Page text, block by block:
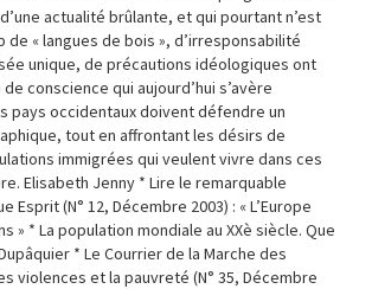
actualité brûlante, et qui pourtant n’est
de « langues de bois », d’irresponsabilité
unique, de précautions idéologiques ont
conscience qui aujourd’hui s’avère
pays occidentaux doivent défendre un
tout en affrontant les désirs de
immigrées qui veulent vivre dans ces
Elisabeth Jenny * Lire le remarquable
Esprit (N° 12, Décembre 2003) : « L’Europe
» * La population mondiale au XXè siècle. Que
* Le Courrier de la Marche des
violences et la pauvreté (N° 35, Décembre